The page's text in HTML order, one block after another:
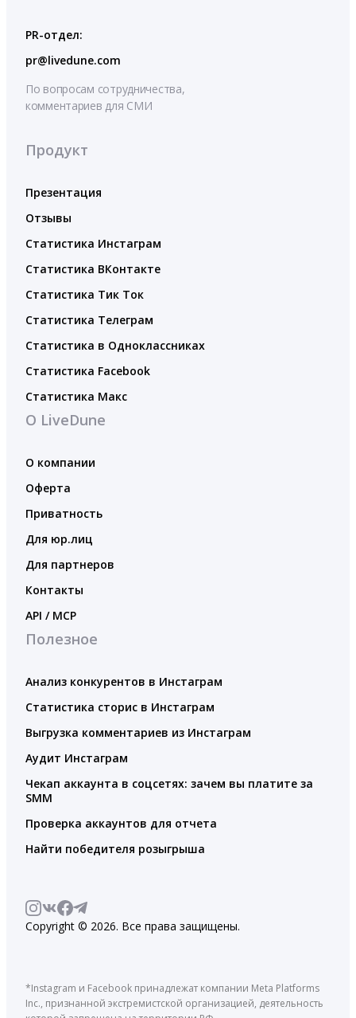
PR-отдел:
pr@livedune.com
По вопросам сотрудничества,
комментариев для СМИ
Продукт
Презентация
Отзывы
Статистика Инстаграм
Статистика ВКонтакте
Статистика Тик Ток
Статистика Телеграм
Статистика в Одноклассниках
Статистика Facebook
Статистика Макс
О LiveDune
О компании
Оферта
Приватность
Для юр.лиц
Для партнеров
Контакты
API / MCP
Полезное
Анализ конкурентов в Инстаграм
Статистика сторис в Инстаграм
Выгрузка комментариев из Инстаграм
Аудит Инстаграм
Чекап аккаунта в соцсетях: зачем вы платите за
SMM
Проверка аккаунтов для отчета
Найти победителя розыгрыша
Copyright © 2026. Все права защищены.
*Instagram и Facebook принадлежат компании Meta Platforms
Inc., признанной экстремистской организацией, деятельность